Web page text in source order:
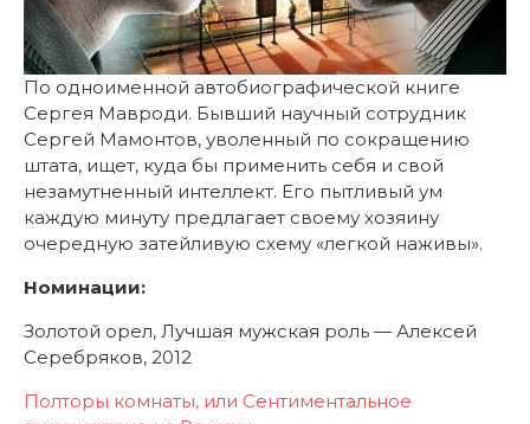
По одноименной автобиографической книге
Сергея Мавроди. Бывший научный сотрудник
Сергей Мамонтов, уволенный по сокращению
штата, ищет, куда бы применить себя и свой
незамутненный интеллект. Его пытливый ум
каждую минуту предлагает своему хозяину
очередную затейливую схему «легкой наживы».
Номинации:
Золотой орел, Лучшая мужская роль — Алексей
Серебряков, 2012
Полторы комнаты, или Сентиментальное